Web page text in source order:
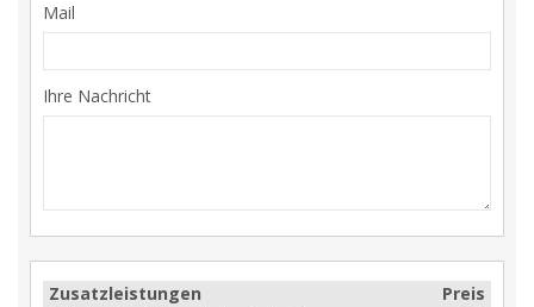
Mail
Ihre Nachricht
Zusatzleistungen
Preis